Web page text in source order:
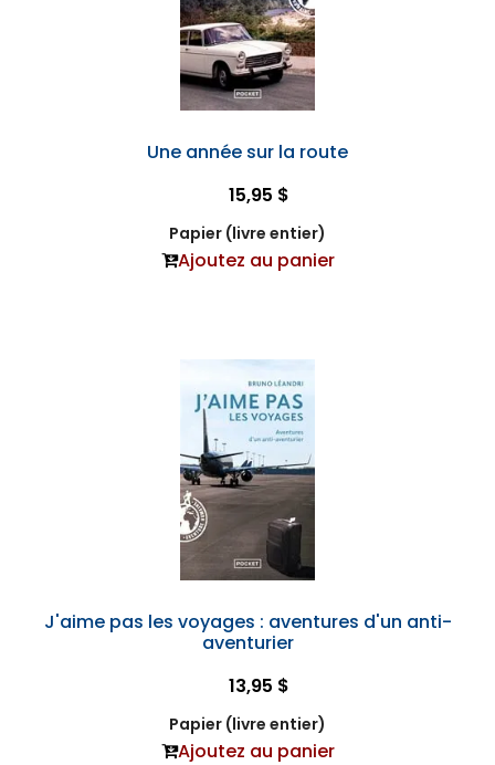
Une année sur la route
15,95 $
Papier (livre entier)
Ajoutez au panier
J'aime pas les voyages : aventures d'un anti-
aventurier
13,95 $
Papier (livre entier)
Ajoutez au panier